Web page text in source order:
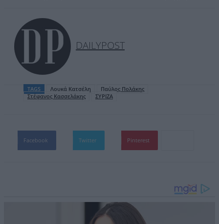
DAILYPOST
TAGS Λουκά Κατσέλη
Παύλος Πολάκης
Στέφανος Κασσελάκης
ΣΥΡΙΖΑ
Facebook Twitter Pinterest